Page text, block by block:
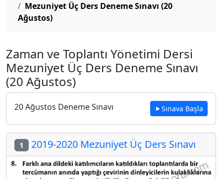
Mezuniyet Üç Ders Deneme Sınavı (20
Ağustos)
Zaman ve Toplantı Yönetimi Dersi
Mezuniyet Üç Ders Deneme Sınavı
(20 Ağustos)
20 Ağustos Deneme Sınavı Sınava Başla
1 2019-2020 Mezuniyet Üç Ders Sınavı